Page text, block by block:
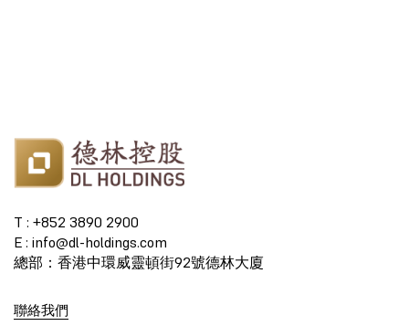
T : +852 3890 2900
E : info@dl-holdings.com
總部：香港中環威靈頓街92號德林大廈
聯絡我們